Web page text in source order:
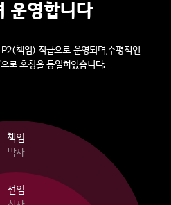
운영합니다
책임) 직급으로 운영되며,수평적인
로 호칭을 통일하였습니다.
책임
박사
선임